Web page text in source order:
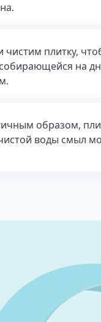
плитку,
на
образом,
воды смыл